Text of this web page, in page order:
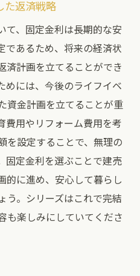
た返済戦略
て、固定金利は長期的な安
であるため、将来の経済状
済計画を立てることができ
めには、今後のライフイベ
資金計画を立てることが重
費用やリフォーム費用を考
を設定することで、無理の
固定金利を選ぶことで建売
的に進め、安心して暮らし
う。シリーズはこれで完結
も楽しみにしていてくださ